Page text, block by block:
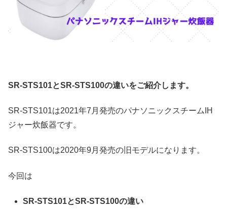
SR-STS101とSR-STS100の違いをご紹介します。
SR-STS101は2021年7月発売のパナソニックスチームIH
ジャー炊飯器です。
SR-STS100は2020年9月発売の旧モデルになります。
今回は
SR-STS101とSR-STS100の違い